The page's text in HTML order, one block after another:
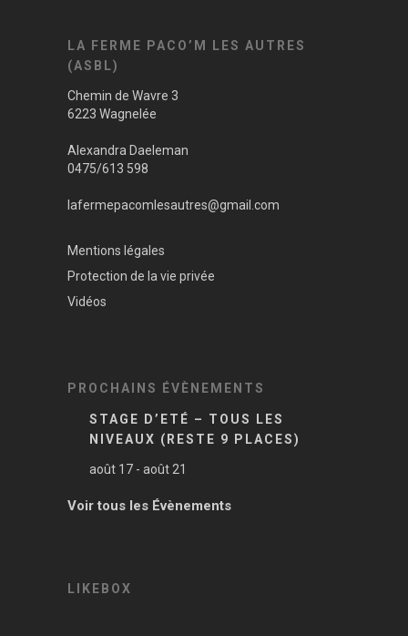
LA FERME PACO’M LES AUTRES
(ASBL)
Chemin de Wavre 3
6223 Wagnelée
Alexandra Daeleman
0475/613 598
lafermepacomlesautres@gmail.com
Mentions légales
Protection de la vie privée
Vidéos
PROCHAINS ÉVÈNEMENTS
STAGE D’ETÉ – TOUS LES
NIVEAUX (RESTE 9 PLACES)
août 17 - août 21
Voir tous les Évènements
LIKEBOX